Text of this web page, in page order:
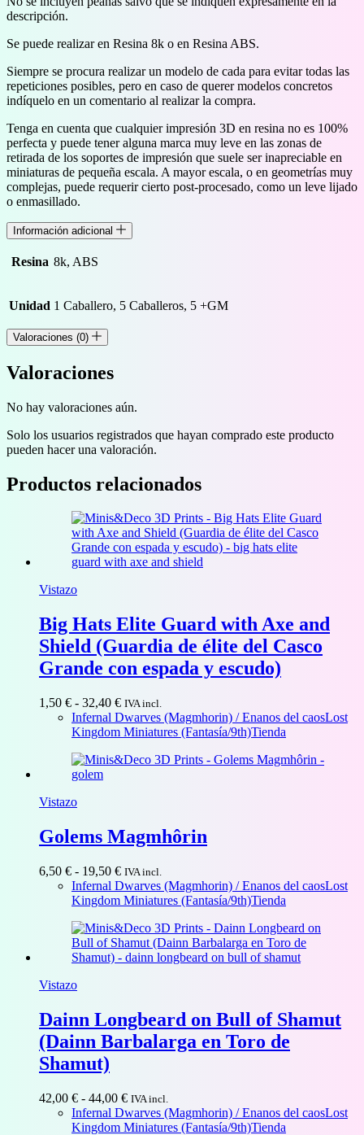
descripción.
Se puede realizar en Resina 8k o en Resina ABS.
Siempre se procura realizar un modelo de cada para evitar todas las
repeticiones posibles, pero en caso de querer modelos concretos
indíquelo en un comentario al realizar la compra.
Tenga en cuenta que cualquier impresión 3D en resina no es 100%
perfecta y puede tener alguna marca muy leve en las zonas de
retirada de los soportes de impresión que suele ser inapreciable en
miniaturas de pequeña escala. A mayor escala, o en geometrías muy
complejas, puede requerir cierto post-procesado, como un leve lijado
o enmasillado.
Información adicional
Resina 8k, ABS
Unidad 1 Caballero, 5 Caballeros, 5 +GM
Valoraciones (0)
Valoraciones
No hay valoraciones aún.
Solo los usuarios registrados que hayan comprado este producto
pueden hacer una valoración.
Productos relacionados
Vistazo
Big Hats Elite Guard with Axe and
Shield (Guardia de élite del Casco
Grande con espada y escudo)
1,50 € - 32,40 €Rango
de
precios:
1,50 €
IVA incl.
Infernal Dwarves (Magmhorin) / Enanos del caosLost
Kingdom Miniatures (Fantasía/9th)Tienda
Vistazo
Golems Magmhôrin
6,50 € - 19,50 €Rango
de
precios:
6,50 €
hasta
19,50 €
IVA incl.
Infernal Dwarves (Magmhorin) / Enanos del caosLost
Kingdom Miniatures (Fantasía/9th)Tienda
Vistazo
Dainn Longbeard on Bull of Shamut
(Dainn Barbalarga en Toro de
Shamut)
42,00 € - 44,00 €Rango
de
precios:
IVA incl.
Infernal Dwarves (Magmhorin) / Enanos del caosLost
Kingdom Miniatures (Fantasía/9th)Tienda